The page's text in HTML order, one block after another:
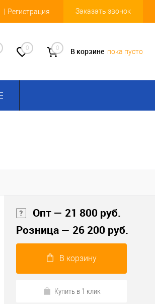
Регистрация Заказать звонок
0 0 В корзине пока пусто
Опт — 21 800 руб.
Розница — 26 200 руб.
В корзину
Купить в 1 клик